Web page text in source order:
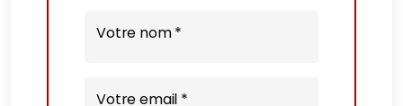
Votre nom *
Votre email *